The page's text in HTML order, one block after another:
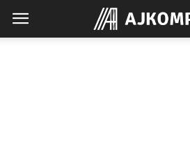
Ajkomp.pl